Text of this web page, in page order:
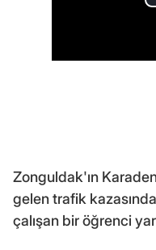
Zonguldak'ın
gelen trafik
çalışan bir öğrenci